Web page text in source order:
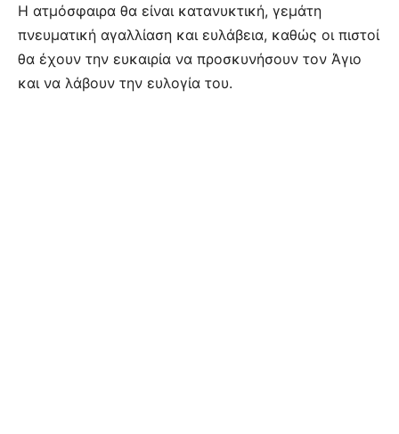
Η ατμόσφαιρα θα είναι κατανυκτική, γεμάτη
πνευματική αγαλλίαση και ευλάβεια, καθώς οι πιστοί
θα έχουν την ευκαιρία να προσκυνήσουν τον Άγιο
και να λάβουν την ευλογία του.